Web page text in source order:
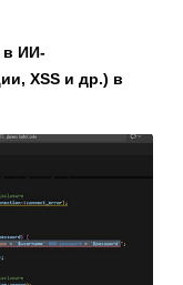
в ИИ-
XSS и др.) в